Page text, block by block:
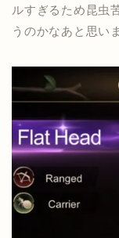
ルすぎるため昆虫
うのかなあと思い